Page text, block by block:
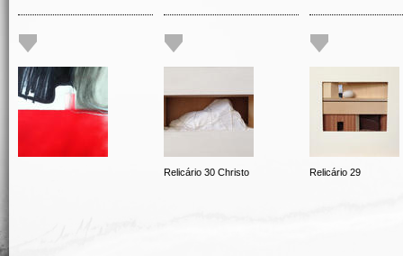
Relicário 30 Christo Relicário 29